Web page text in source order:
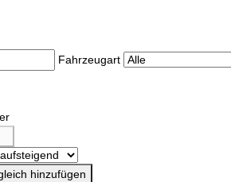
Fahrzeugart
hinzufügen